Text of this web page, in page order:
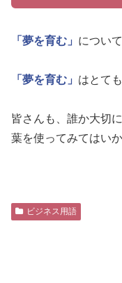
「夢を育む」 につい
「夢を育む」 はとて
皆さんも、誰か大切
葉を使ってみてはい
ビジネス用語